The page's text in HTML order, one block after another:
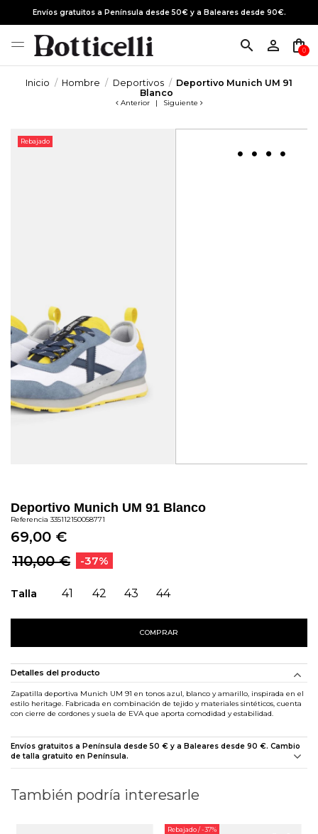
Envíos gratuitos a Península desde 50€ y a Baleares desde 90€.
search person_outline shopping_bag
0
Inicio Hombre Deportivos
Deportivo Munich UM 91
Blanco
Anterior | Siguiente
Rebajado
Deportivo Munich UM 91 Blanco
Referencia 335112150058771
69,00 €
110,00 €
-37%
Talla 41 42 43 44
COMPRAR
Detalles del producto
Zapatilla deportiva Munich UM 91 en tonos azul, blanco y amarillo, inspirada en el
estilo heritage. Fabricada en combinación de tejido y materiales sintéticos, cuenta
con cierre de cordones y suela de EVA que aporta comodidad y estabilidad.
Envíos gratuitos a Península desde 50 € y a Baleares desde 90 €. Cambio
de talla gratuito en Península.
También podría interesarle
Rebajado/ -37%